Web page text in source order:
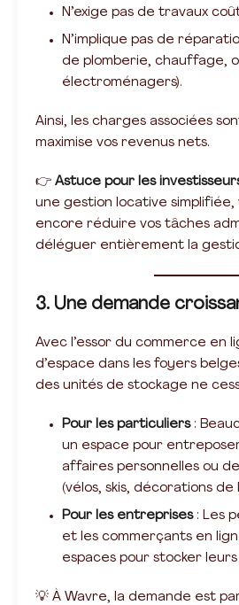
N’exige pas de travaux
N’implique pas de
de plomberie, chauffage,
électroménagers).
Ainsi, les charges associées
maximise vos revenus nets.
👉 Astuce pour les
une gestion locative simplifiée,
encore réduire vos tâches
déléguer entièrement la
3. Une demande
Avec l’essor du commerce en
d’espace dans les foyers
des unités de stockage ne
Pour les particuliers:
un espace pour
affaires personnelles ou
(vélos, skis, décorations de
Pour les entreprises: Les
et les commerçants en
espaces pour stocker
💡 À Wavre, la demande est